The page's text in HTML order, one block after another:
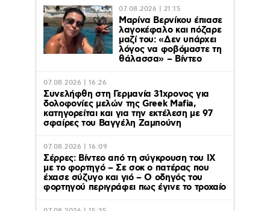
07.08.2026 | 21:15
Μαρίνα Βερνίκου έπιασε
λαγοκέφαλο και πόζαρε
μαζί του: «Δεν υπάρχει
λόγος να φοβόμαστε τη
θάλασσα» – Βίντεο
07.08.2026 | 16:26
Συνελήφθη στη Γερμανία 31χρονος για
δολοφονίες μελών της Greek Mafia,
κατηγορείται και για την εκτέλεση με 97
σφαίρες του Βαγγέλη Ζαμπούνη
07.08.2026 | 16:09
Σέρρες: Βίντεο από τη σύγκρουση του ΙΧ
με το φορτηγό – Σε σοκ ο πατέρας που
έχασε σύζυγο και γιό – Ο οδηγός του
φορτηγού περιγράφει πως έγινε το τροχαίο